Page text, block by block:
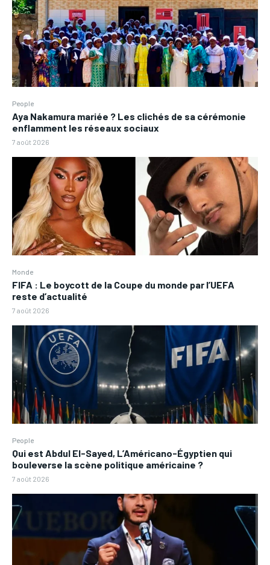
People
Aya Nakamura mariée ? Les clichés de sa cérémonie
enflamment les réseaux sociaux
7 août 2026
Monde
FIFA : Le boycott de la Coupe du monde par l’UEFA
reste d’actualité
7 août 2026
People
Qui est Abdul El-Sayed, L’Américano-Égyptien qui
bouleverse la scène politique américaine ?
7 août 2026